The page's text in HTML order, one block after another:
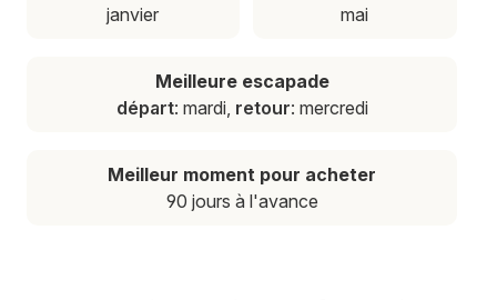
janvier
mai
Meilleure escapade
départ: mardi, retour: mercredi
Meilleur moment pour acheter
90 jours à l'avance